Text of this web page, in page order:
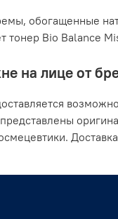
обогащенные
тонер Bio Balance
на лице от